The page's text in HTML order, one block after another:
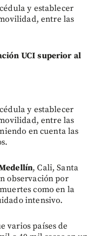
y establecer
entre las
UCI superior al
y establecer
entre las
en cuenta las
, Cali, Santa
observación por
como en la
intensivo.
varios países de